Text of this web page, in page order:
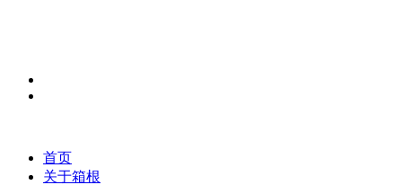
首页
关于箱根